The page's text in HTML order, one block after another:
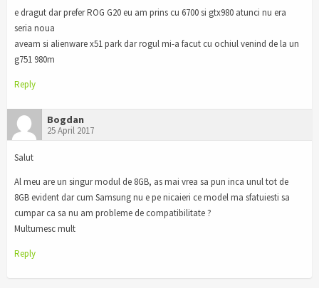
e dragut dar prefer ROG G20 eu am prins cu 6700 si gtx980 atunci nu era
seria noua
aveam si alienware x51 park dar rogul mi-a facut cu ochiul venind de la un
g751 980m
Reply
Bogdan
25 April 2017
Salut
Al meu are un singur modul de 8GB, as mai vrea sa pun inca unul tot de
8GB evident dar cum Samsung nu e pe nicaieri ce model ma sfatuiesti sa
cumpar ca sa nu am probleme de compatibilitate ?
Multumesc mult
Reply